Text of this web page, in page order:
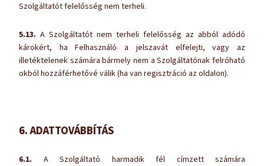
Szolgáltatót felelősség nem terheli.
5.13. A Szolgáltatót nem terheli felelősség az abból adódó
károkért, ha Felhasználó a jelszavát elfelejti, vagy az
illetéktelenek számára bármely nem a Szolgáltatónak felróható
okból hozzáférhetővé válik (ha van regisztráció az oldalon).
6. ADATTOVÁBBÍTÁS
6.1. A Szolgáltató harmadik fél címzett számára